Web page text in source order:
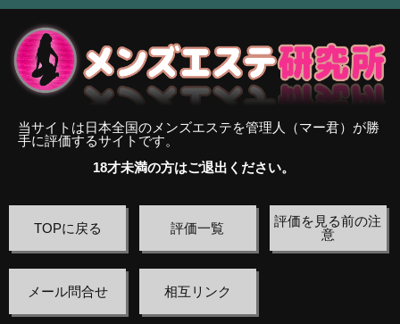
当サイトは日本全国のメンズエステを管理人（マー君）が勝
手に評価するサイトです。
18才未満の方はご退出ください。
TOPに戻る 評価一覧
評価を見る前の注
意
メール問合せ 相互リンク